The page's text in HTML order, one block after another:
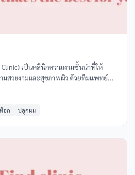
เป็นคลินิกความงามชั้นนำที่ให้
มสวยงามและสุขภาพผิว ด้วยทีมแพทย์ผู้
อก ปลูกผม